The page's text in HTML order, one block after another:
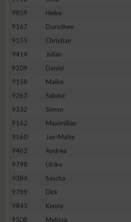
9859
Heike
9167
Dorothee
9155
Christian
9414
Julian
9209
Daniel
9158
Maike
9263
Sabine
9332
Simon
9162
Maximilian
9160
Jan-Malte
9462
Andrea
9798
Ulrike
9384
Sascha
9789
Dirk
9843
Kenny
9508
Melissa